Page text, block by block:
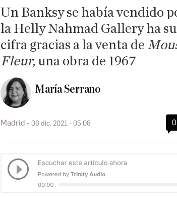
Un Banksy se había vendido
la Helly Nahmad Gallery ha
cifra gracias a la venta de
Fleur, una obra de 1967
María Serrano
Madrid 06 dic. 2021 - 05:08 0